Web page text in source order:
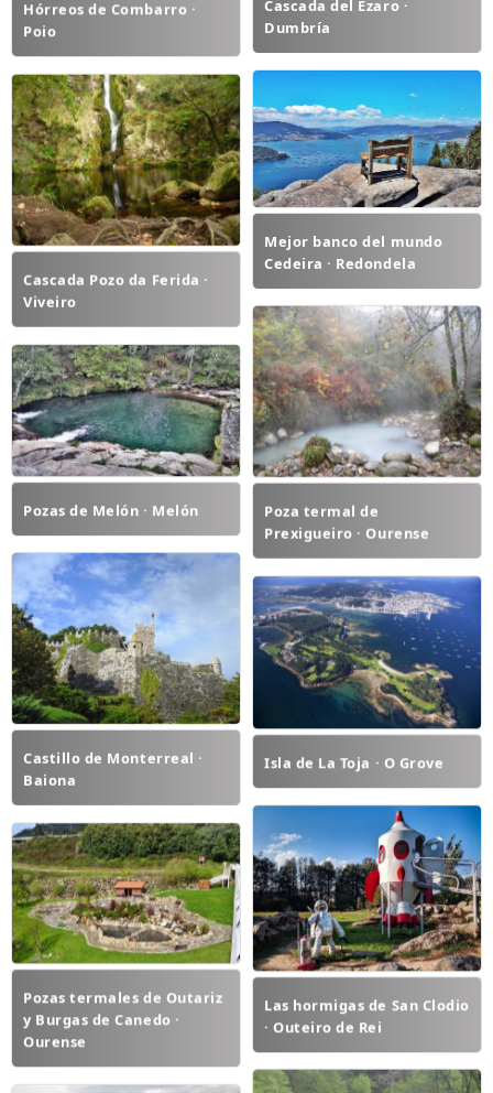
Hórreos de Combarro ·
Poio
Cascada del Ézaro ·
Dumbría
Mejor banco del mundo
Cedeira · Redondela
Cascada Pozo da Ferida ·
Viveiro
Poza termal de
Prexigueiro · Ourense
Pozas de Melón · Melón
Castillo de Monterreal ·
Baiona
Isla de La Toja · O Grove
Las hormigas de San Clodio
· Outeiro de Rei
Pozas termales de Outariz
y Burgas de Canedo ·
Ourense